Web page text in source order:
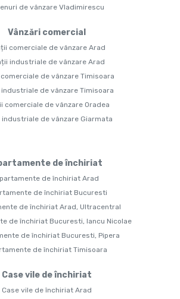
de vânzare Vladimirescu
Vânzări comercial
comerciale de vânzare Arad
industriale de vânzare Arad
de vânzare Timisoara
de vânzare Timisoara
comerciale de vânzare Oradea
industriale de vânzare Giarmata
de închiriat
de închiriat Arad
de închiriat Bucuresti
de închiriat Arad, Ultracentral
de închiriat Bucuresti, Iancu Nicolae
de închiriat Bucuresti, Pipera
de închiriat Timisoara
Case vile de închiriat
Case vile de închiriat Arad